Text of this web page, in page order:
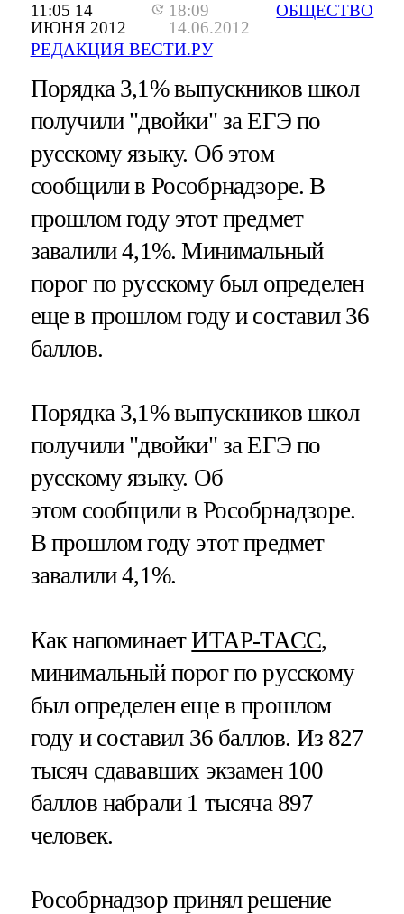
11:05 14
ИЮНЯ 2012
18:09
14.06.2012
РЕДАКЦИЯ ВЕСТИ.РУ
ОБЩЕСТВО
Порядка 3,1% выпускников школ
получили "двойки" за ЕГЭ по
русскому языку. Об этом
сообщили в Рособрнадзоре. В
прошлом году этот предмет
завалили 4,1%. Минимальный
порог по русскому был определен
еще в прошлом году и составил 36
баллов.
Порядка 3,1% выпускников школ
получили "двойки" за ЕГЭ по
русскому языку. Об
этом сообщили в Рособрнадзоре.
В прошлом году этот предмет
завалили 4,1%.
Как напоминаетИТАР-ТАСС,
минимальный порог по русскому
был определен еще в прошлом
году и составил 36 баллов. Из 827
тысяч сдававших экзамен 100
баллов набрали 1 тысяча 897
человек.
Рособрнадзор принял решение